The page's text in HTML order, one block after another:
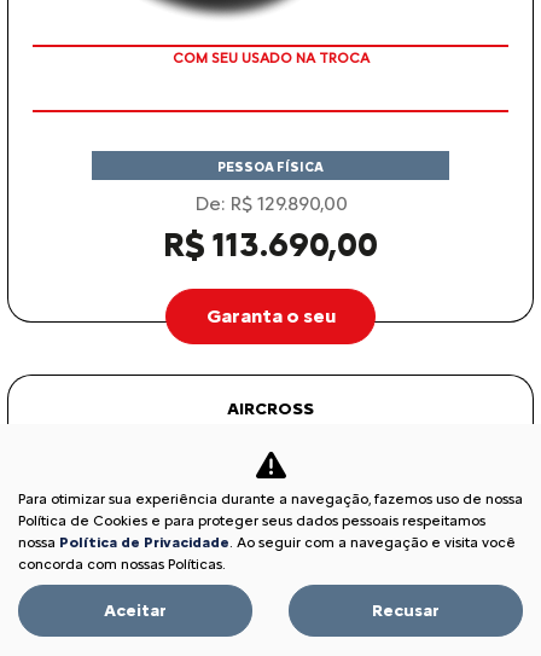
TAXA ZERO
PESSOA FÍSICA
De: R$ 129.890,00
R$ 113.690,00
Garanta o seu
AIRCROSS
Para otimizar sua experiência durante a navegação, fazemos uso de nossa
Política de Cookies e para proteger seus dados pessoais respeitamos
nossa Política de Privacidade. Ao seguir com a navegação e visita você
concorda com nossas Políticas.
Aceitar Recusar